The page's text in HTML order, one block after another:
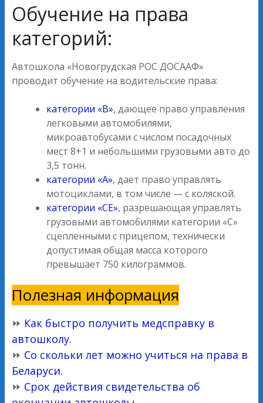
Обучение на права
категорий:
Автошкола «Новогрудская РОС ДОСААФ»
проводит обучение на водительские права:
категории «В», дающее право управления
легковыми автомобилями,
микроавтобусами с числом посадочных
мест 8+1 и небольшими грузовыми авто до
3,5 тонн.
категории «А», дает право управлять
мотоциклами, в том числе — с коляской.
категории «СЕ», разрешающая управлять
грузовыми автомобилями категории «C»
сцепленными с прицепом, технически
допустимая общая масса которого
превышает 750 килограммов.
Полезная информация
⏩ Как быстро получить медсправку в
автошколу.
⏩ Со скольки лет можно учиться на права в
Беларуси.
⏩ Срок действия свидетельства об